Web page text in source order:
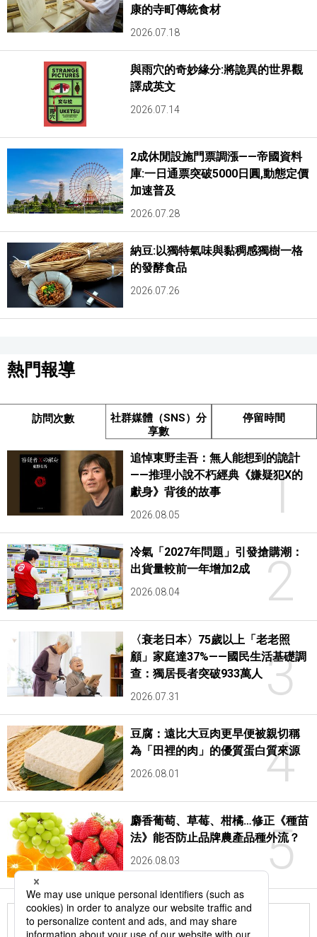
康的寺町傳統食材
2026.07.18
與雨穴的奇妙緣分:將詭異的世界觀
譯成英文
2026.07.14
2成休閒設施門票調漲——帝國資料
庫:一日通票突破5000日圓,動態定價
加速普及
2026.07.28
納豆:以獨特氣味與黏稠感獨樹一格
的發酵食品
2026.07.26
熱門報導
訪問次數
社群媒體（SNS）分
享數
停留時間
1
追悼東野圭吾：無人能想到的詭計
——推理小說不朽經典《嫌疑犯X的
獻身》背後的故事
2026.08.05
2
冷氣「2027年問題」引發搶購潮：
出貨量較前一年增加2成
2026.08.04
3
〈衰老日本〉75歲以上「老老照
顧」家庭達37%——國民生活基礎調
查：獨居長者突破933萬人
2026.07.31
4
豆腐：遠比大豆肉更早便被親切稱
為「田裡的肉」的優質蛋白質來源
2026.08.01
5
麝香葡萄、草莓、柑橘…修正《種苗
法》能否防止品牌農產品種外流？
2026.08.03
更多